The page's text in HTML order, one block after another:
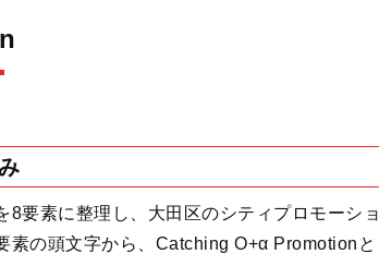
8要素に整理し、大田区のシティプロモーショ
素の頭文字から、Catching O+α Promotionと